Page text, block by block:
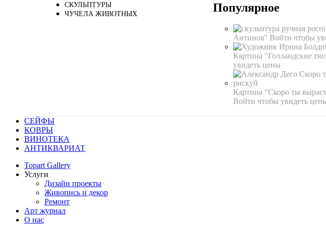
СКУЛЬПТУРЫ
ЧУЧЕЛА ЖИВОТНЫХ
Популярное
Антиноя"Войти чтобы
Картина "Голландские
увидеть цены
Картина "Скоро ты
Войти чтобы увидеть
СЕЙФЫ
КОВРЫ
ВИНОТЕКА
АНТИКВАРИАТ
Topart Gallery
Услуги
Дизайн проекты
Живопись и декор
Ремонт
Арт журнал
О нас